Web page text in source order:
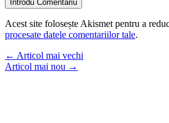
Introdu Comentariu
Acest site folosește Akismet pentru a
procesate datele comentariilor tale.
← Articol mai vechi
Articol mai nou →